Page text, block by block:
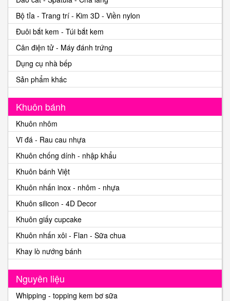
Bộ tỉa - Trang trí - Kim 3D - Viền nylon
Đuôi bắt kem - Túi bắt kem
Cân điện tử - Máy đánh trứng
Dụng cụ nhà bếp
Sản phẩm khác
Khuôn bánh
Khuôn nhôm
Vĩ đá - Rau cau nhựa
Khuôn chống dính - nhập khẩu
Khuôn bánh Việt
Khuôn nhấn inox - nhôm - nhựa
Khuôn silicon - 4D Decor
Khuôn giấy cupcake
Khuôn nhấn xôi - Flan - Sữa chua
Khay lò nướng bánh
Nguyên liệu
Whipping - topping kem bơ sữa